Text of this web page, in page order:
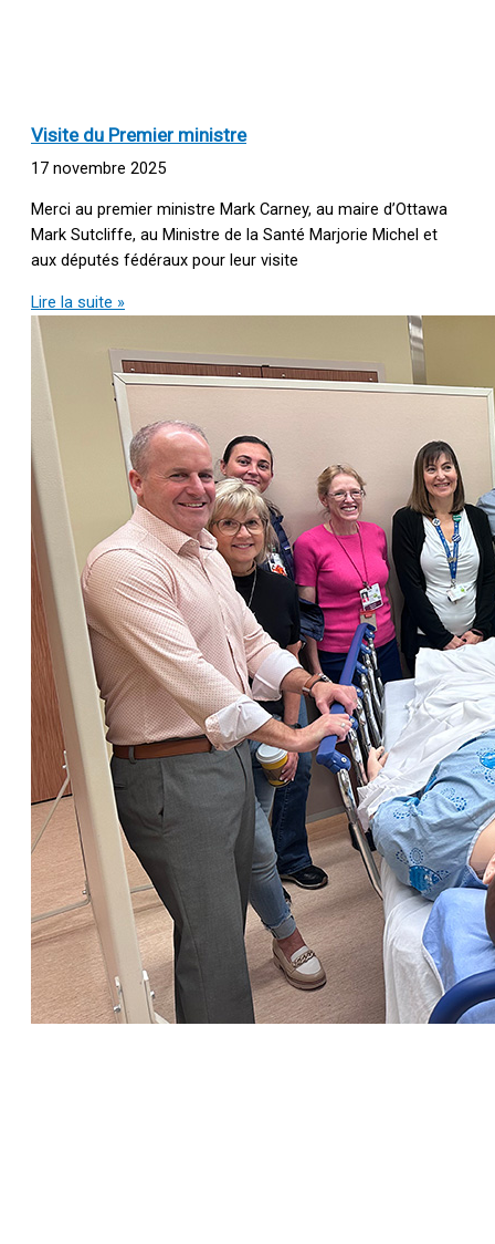
Visite du Premier ministre
17 novembre 2025
Merci au premier ministre Mark Carney, au maire d’Ottawa
Mark Sutcliffe, au Ministre de la Santé Marjorie Michel et
aux députés fédéraux pour leur visite
Lire la suite »